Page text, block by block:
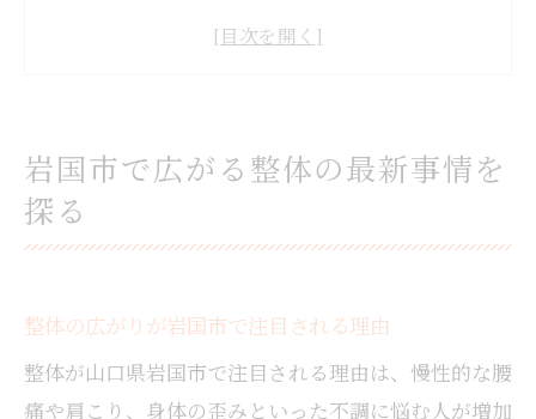
整体人気の背景にある地域ニーズとは
整体が岩国市で注目される健康効果とは
整体の効果と岩国市内の話題性について
身体の不調が気になるなら整体の効果に注目
岩国市で広がる整体の最新事情を
探る
整体の広がりが岩国市で注目される理由
整体が山口県岩国市で注目される理由は、慢性的な腰
痛や肩こり、身体の歪みといった不調に悩む人が増加